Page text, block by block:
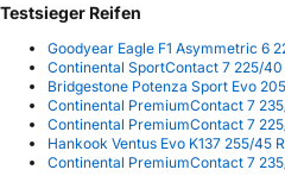
Testsieger Reifen
Goodyear Eagle F1 Asymmetric 6
Continental SportContact 7 225/40
Bridgestone Potenza Sport Evo
Continental PremiumContact 7
Continental PremiumContact 7
Hankook Ventus Evo K137 255/45
Continental PremiumContact 7